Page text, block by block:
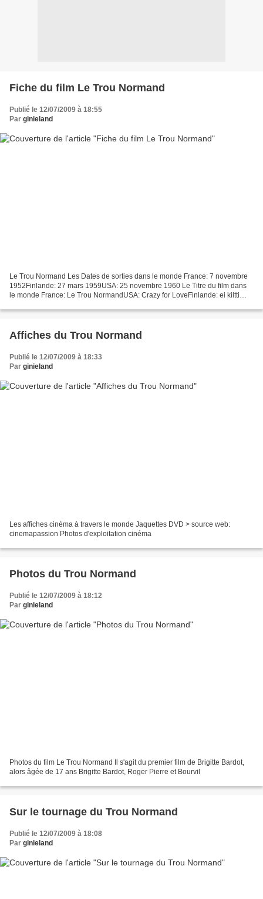
Fiche du film Le Trou Normand
Publié le 12/07/2009 à 18:55
Par ginieland
Le Trou Normand Les Dates de sorties dans le monde France: 7 novembre
1952Finlande: 27 mars 1959USA: 25 novembre 1960 Le Titre du film dans
le monde France: Le Trou NormandUSA: Crazy for LoveFinlande: ei kiltti
Affiches du Trou Normand
Publié le 12/07/2009 à 18:33
Par ginieland
Les affiches cinéma à travers le monde Jaquettes DVD > source web:
cinemapassion Photos d'exploitation cinéma
Photos du Trou Normand
Publié le 12/07/2009 à 18:12
Par ginieland
Photos du film Le Trou Normand Il s'agit du premier film de Brigitte Bardot,
alors âgée de 17 ans Brigitte Bardot, Roger Pierre et Bourvil
Sur le tournage du Trou Normand
Publié le 12/07/2009 à 18:08
Par ginieland